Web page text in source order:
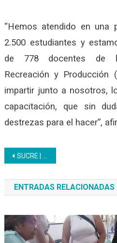
“Hemos atendido en una
2.500 estudiantes y
de 778 docentes de
Recreación y Producción
impartir junto a nosotros,
capacitación, que sin
destrezas para el hacer”,
Navegación
de
entradas
SUCRE | Continúan las jornadas de Certificación y Acreditación de Saberes Empíricos
ENTRADAS RELACIONADAS